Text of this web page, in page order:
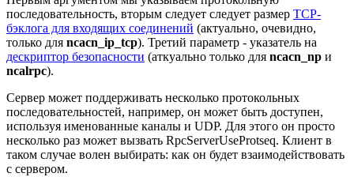
последовательность, вторым следует следует размер TCP-
бэклога для входящих соединений (актуально, очевидно,
только для ncacn_ip_tcp). Третий параметр - указатель на
дескриптор безопасности (аткуально только для ncacn_np и
ncalrpc).
Сервер может поддерживать несколько протокольных
последовательностей, например, он может быть доступен,
используя именованные каналы и UDP. Для этого он просто
несколько раз может вызвать RpcServerUseProtseq. Клиент в
таком случае волен выбирать: как он будет взаимодействовать
с сервером.